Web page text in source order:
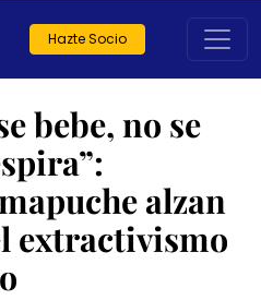
Hazte Socio
bebe, no se
alzan
extractivismo